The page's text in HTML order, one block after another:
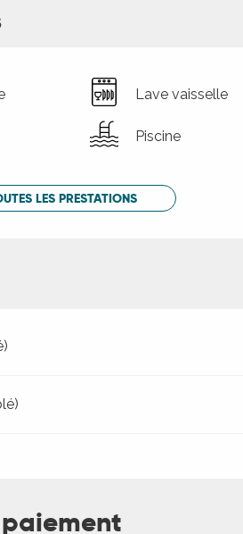
Lave vaisselle
Piscine
LES PRESTATIONS